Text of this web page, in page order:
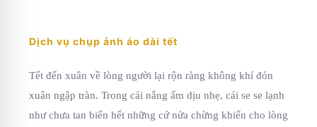
Dịch vụ chụp ảnh áo dài tết
Tết đến xuân về lòng người lại rộn ràng không khí đón
xuân ngập tràn. Trong cái nắng ấm dịu nhẹ, cái se se lạnh
như chưa tan biến hết những cứ nửa chừng khiến cho lòng